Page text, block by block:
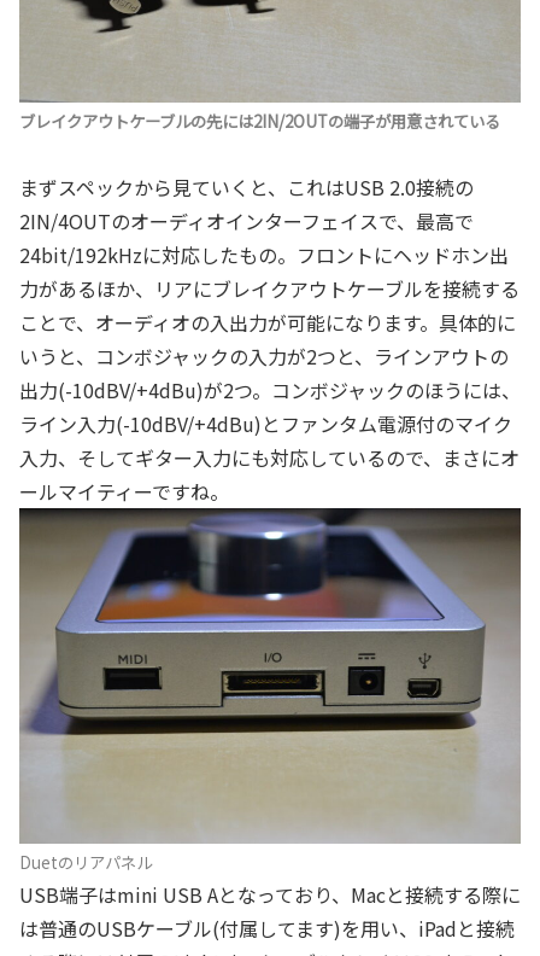
ブレイクアウトケーブルの先には2IN/2OUTの端子が用意されている
まずスペックから見ていくと、これはUSB 2.0接続の
2IN/4OUTのオーディオインターフェイスで、最高で
24bit/192kHzに対応したもの。フロントにヘッドホン出
力があるほか、リアにブレイクアウトケーブルを接続する
ことで、オーディオの入出力が可能になります。具体的に
いうと、コンボジャックの入力が2つと、ラインアウトの
出力(-10dBV/+4dBu)が2つ。コンボジャックのほうには、
ライン入力(-10dBV/+4dBu)とファンタム電源付のマイク
入力、そしてギター入力にも対応しているので、まさにオ
ールマイティーですね。
Duetのリアパネル
USB端子はmini USB Aとなっており、Macと接続する際に
は普通のUSBケーブル(付属してます)を用い、iPadと接続